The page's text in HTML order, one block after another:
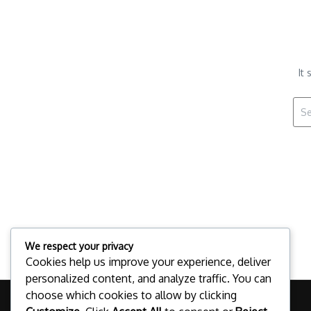
It
We respect your privacy
Cookies help us improve your experience, deliver
personalized content, and analyze traffic. You can
choose which cookies to allow by clicking